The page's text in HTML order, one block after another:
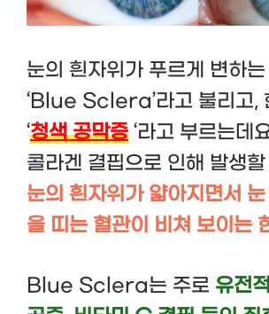
눈의 흰자위가 푸르게 변하
‘Blue Sclera’라고 불리고,
‘청색 공막증 ‘라고 부르는데
콜라겐 결핍으로 인해 발생
눈의 흰자위가 얇아지면서
을 띠는 혈관이 비쳐 보이는
Blue Sclera는 주로 유전